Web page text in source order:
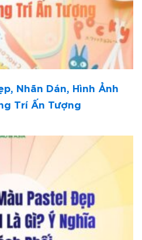
Nhãn Dán, Hình Ảnh
Trí Ấn Tượng